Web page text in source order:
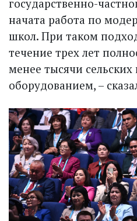
государственно-
начата работа по
школ. При таком
течение трех лет
менее тысячи
оборудованием, –